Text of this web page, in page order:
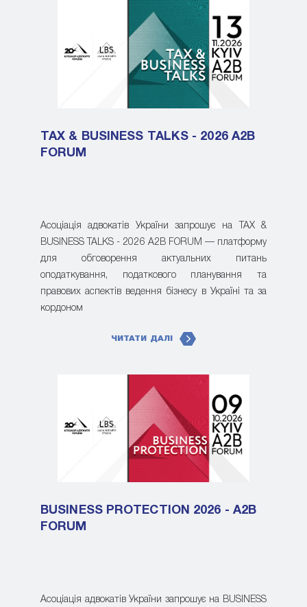
TAX & BUSINESS TALKS - 2026 A2B
FORUM
Асоціація адвокатів України запрошує на TAX &
BUSINESS TALKS - 2026 A2B FORUM — платформу
для обговорення актуальних питань
оподаткування, податкового планування та
правових аспектів ведення бізнесу в Україні та за
кордоном
ЧИТАТИ ДАЛІ
BUSINESS PROTECTION 2026 - A2B
FORUM
Асоціація адвокатів України запрошує на BUSINESS